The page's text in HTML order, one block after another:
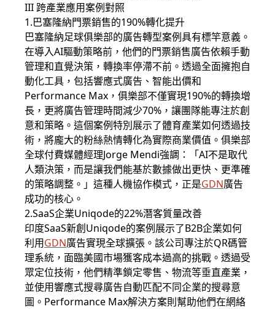
III 跨產業應用案例對照
1.巴塞隆納門票銷售的190%轉化提升
巴塞隆納足球俱樂部的廣告轉型案例具有標竿意義。
在導入AI驅動策略前，他們的門票銷售廣告依賴手動
管理和直覺決策，轉換率停滯不前。透過全面擁抱自
動化工具，包括響應式廣告、智能出價和
Performance Max，俱樂部不僅實現190%的轉換增
長，更將廣告管理時間減少70%，讓團隊能專注於創
意和策略。這個案例特別展示了體育產業如何透過技
術，將龐大的粉絲熱情轉化為實際商業價值。俱樂部
全球付費媒體經理Jorge Mendi強調：「AI不是取代
人類決策，而是讓我們能基於數據做出更快、更準確
的策略調整。」這種人機協作模式，正是GDN廣告
成功的核心。
2.SaaS企業Uniqode的22%潛客質量改善
印度SaaS新創Uniqode的案例展示了B2B企業如何
利用GDN廣告實現全球擴張。該公司專注於QR碼管
理系統，面臨美國市場獲客成本過高的挑戰。透過受
眾定位技術，他們精準鎖定零售、物流等垂直產業，
並使用響應式搜尋廣告自動匹配不同企業的搜尋意
圖。Performance Max解決方案則幫助他們在網絡